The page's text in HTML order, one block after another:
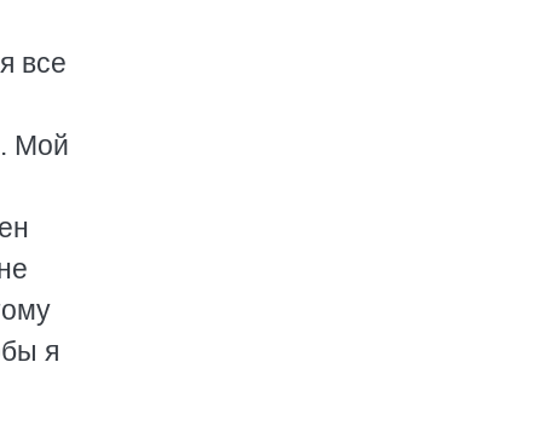
все
Мой
я